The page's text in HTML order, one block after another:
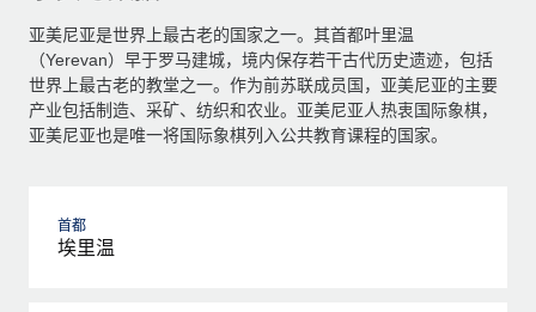
亚美尼亚是世界上最古老的国家之一。其首都叶里温
（Yerevan）早于罗马建城，境内保存若干古代历史遗迹，包括
世界上最古老的教堂之一。作为前苏联成员国，亚美尼亚的主要
产业包括制造、采矿、纺织和农业。亚美尼亚人热衷国际象棋，
亚美尼亚也是唯一将国际象棋列入公共教育课程的国家。
首都
埃里温